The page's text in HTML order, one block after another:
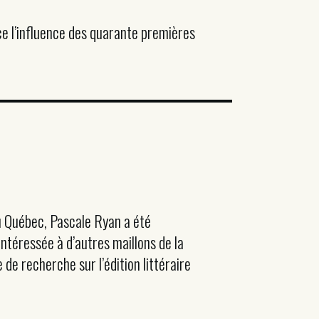
l’influence des quarante premières
Pascale Ryan a été
à d’autres maillons de la
recherche sur l’édition littéraire